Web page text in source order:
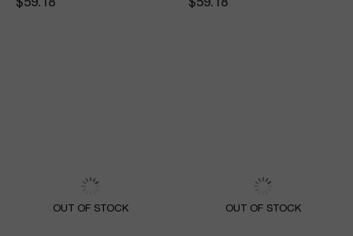
$59.18 $59.18
OUT OF STOCK OUT OF STOCK